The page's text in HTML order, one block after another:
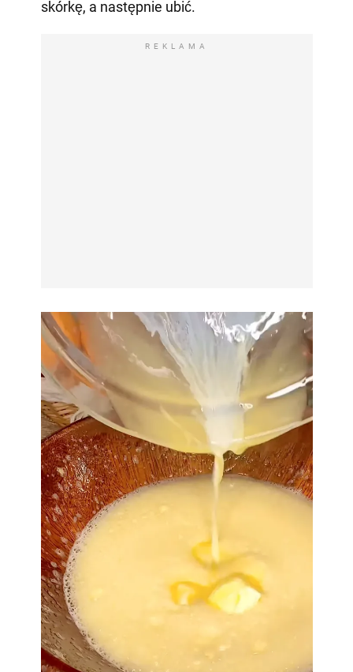
skórkę, a następnie ubić.
REKLAMA